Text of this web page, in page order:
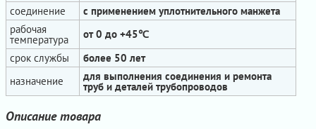
соединение
с применением уплотнительного манжета
рабочая
температура
от 0 до +45℃
срок службы
более 50 лет
назначение
для выполнения соединения и ремонта
труб и деталей трубопроводов
Описание товара